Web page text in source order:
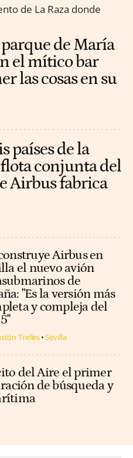
de María
el mítico bar
las cosas en su
países de la
conjunta del
Airbus fabrica
Airbus en
el nuevo avión
de
"Es la versión más
y compleja del
Trelles Sevilla
del Aire el primer
de búsqueda y